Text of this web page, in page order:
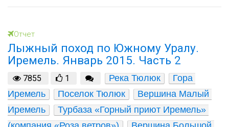
Отчет
Лыжный поход по Южному Уралу.
Иремель. Январь 2015. Часть 2
7855 1 Река Тюлюк
Гора
Иремель
Поселок Тюлюк
Вершина Малый
Иремель
Турбаза «Горный приют Иремель»